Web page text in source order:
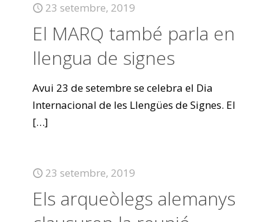
23 setembre, 2019
El MARQ també parla en
llengua de signes
Avui 23 de setembre se celebra el Dia
Internacional de les Llengües de Signes. El
[…]
23 setembre, 2019
Els arqueòlegs alemanys